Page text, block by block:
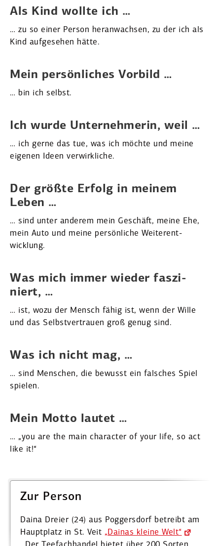
Als Kind wollte ich …
… zu so einer Person heran­wachsen, zu der ich als
Kind aufge­sehen hätte.
Mein persön­liches Vorbild …
… bin ich selbst.
Ich wurde Unter­neh­merin, weil …
… ich gerne das tue, was ich möchte und meine
eigenen Ideen verwirk­liche.
Der größte Erfolg in meinem
Leben …
… sind unter anderem mein Geschäft, meine Ehe,
mein Auto und meine persön­liche Weiter­ent­
wicklung.
Was mich immer wieder faszi­
niert, …
… ist, wozu der Mensch fähig ist, wenn der Wille
und das Selbst­ver­trauen groß genug sind.
Was ich nicht mag, …
… sind Menschen, die bewusst ein falsches Spiel
spielen.
Mein Motto lautet …
… „you are the main character of your life, so act
like it!“
Zur Person
Daina Dreier (24) aus Poggersdorf betreibt am
Haupt­platz in St. Veit „Dainas kleine Welt“